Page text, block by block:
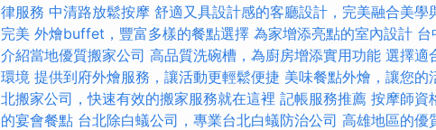
律服務 中清路放鬆按摩 舒適又具設計感的客廳設計，完美融合美學
完美 外燴buffet，豐富多樣的餐點選擇 為家增添亮點的室內設計 台
介紹當地優質搬家公司 高品質洗碗槽，為廚房增添實用功能 選擇適
環境 提供到府外燴服務，讓活動更輕鬆便捷 美味餐點外燴，讓您的
北搬家公司，快速有效的搬家服務就在這裡 記帳服務推薦 按摩師資
的宴會餐點 台北除白蟻公司，專業台北白蟻防治公司 高雄地區的優